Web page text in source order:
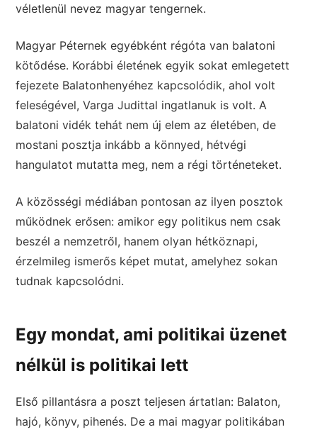
véletlenül nevez magyar tengernek.
Magyar Péternek egyébként régóta van balatoni
kötődése. Korábbi életének egyik sokat emlegetett
fejezete Balatonhenyéhez kapcsolódik, ahol volt
feleségével, Varga Judittal ingatlanuk is volt. A
balatoni vidék tehát nem új elem az életében, de
mostani posztja inkább a könnyed, hétvégi
hangulatot mutatta meg, nem a régi történeteket.
A közösségi médiában pontosan az ilyen posztok
működnek erősen: amikor egy politikus nem csak
beszél a nemzetről, hanem olyan hétköznapi,
érzelmileg ismerős képet mutat, amelyhez sokan
tudnak kapcsolódni.
Egy mondat, ami politikai üzenet
nélkül is politikai lett
Első pillantásra a poszt teljesen ártatlan: Balaton,
hajó, könyv, pihenés. De a mai magyar politikában